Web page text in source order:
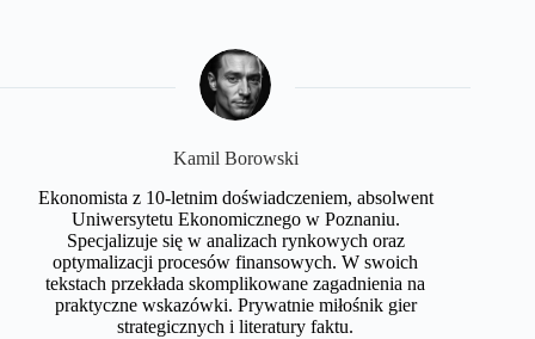
Kamil Borowski
Ekonomista z 10-letnim doświadczeniem, absolwent
Uniwersytetu Ekonomicznego w Poznaniu.
Specjalizuje się w analizach rynkowych oraz
optymalizacji procesów finansowych. W swoich
tekstach przekłada skomplikowane zagadnienia na
praktyczne wskazówki. Prywatnie miłośnik gier
strategicznych i literatury faktu.